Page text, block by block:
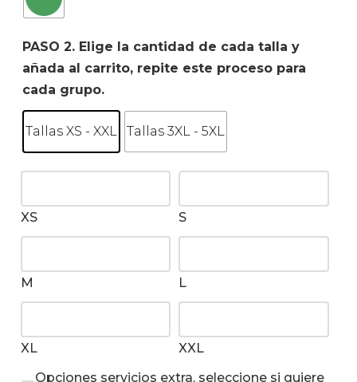
PASO 2. Elige la cantidad de cada talla y
añada al carrito, repite este proceso para
cada grupo.
Tallas XS - XXL Tallas 3XL - 5XL
XS S
M L
XL
XXL
Opciones servicios extra, seleccione si quiere